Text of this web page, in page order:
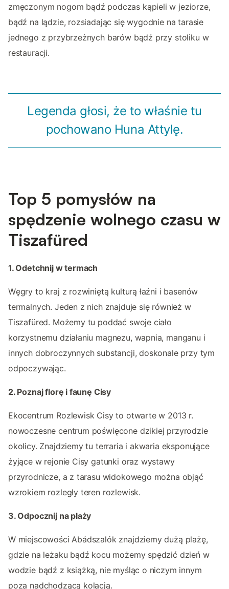
zmęczonym nogom bądź podczas kąpieli w jeziorze,
bądź na lądzie, rozsiadając się wygodnie na tarasie
jednego z przybrzeżnych barów bądź przy stoliku w
restauracji.
Legenda głosi, że to właśnie tu
pochowano Huna Attylę.
Top 5 pomysłów na
spędzenie wolnego czasu w
Tiszafüred
1. Odetchnij w termach
Węgry to kraj z rozwiniętą kulturą łaźni i basenów
termalnych. Jeden z nich znajduje się również w
Tiszafüred. Możemy tu poddać swoje ciało
korzystnemu działaniu magnezu, wapnia, manganu i
innych dobroczynnych substancji, doskonale przy tym
odpoczywając.
2. Poznaj florę i faunę Cisy
Ekocentrum Rozlewisk Cisy to otwarte w 2013 r.
nowoczesne centrum poświęcone dzikiej przyrodzie
okolicy. Znajdziemy tu terraria i akwaria eksponujące
żyjące w rejonie Cisy gatunki oraz wystawy
przyrodnicze, a z tarasu widokowego można objąć
wzrokiem rozległy teren rozlewisk.
3. Odpocznij na plaży
W miejscowości Abádszalók znajdziemy dużą plażę,
gdzie na leżaku bądź kocu możemy spędzić dzień w
wodzie bądź z książką, nie myśląc o niczym innym
poza nadchodzącą kolacją.